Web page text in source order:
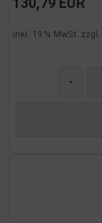
inkl. 19 % MwSt. zzgl.
-